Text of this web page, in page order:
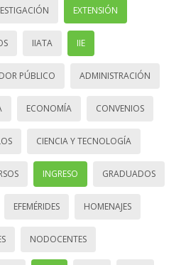
EXTENSIÓN
IIATA IIE
PÚBLICO ADMINISTRACIÓN
ECONOMÍA CONVENIOS
CIENCIA Y TECNOLOGÍA
INGRESO GRADUADOS
EFEMÉRIDES HOMENAJES
NODOCENTES